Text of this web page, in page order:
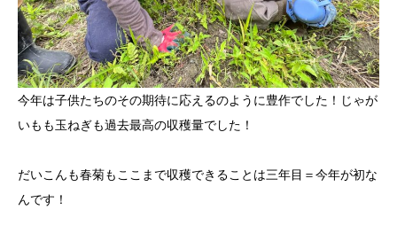
今年は子供たちのその期待に応えるのように豊作でした！じゃが
いもも玉ねぎも過去最高の収穫量でした！
だいこんも春菊もここまで収穫できることは三年目＝今年が初な
んです！